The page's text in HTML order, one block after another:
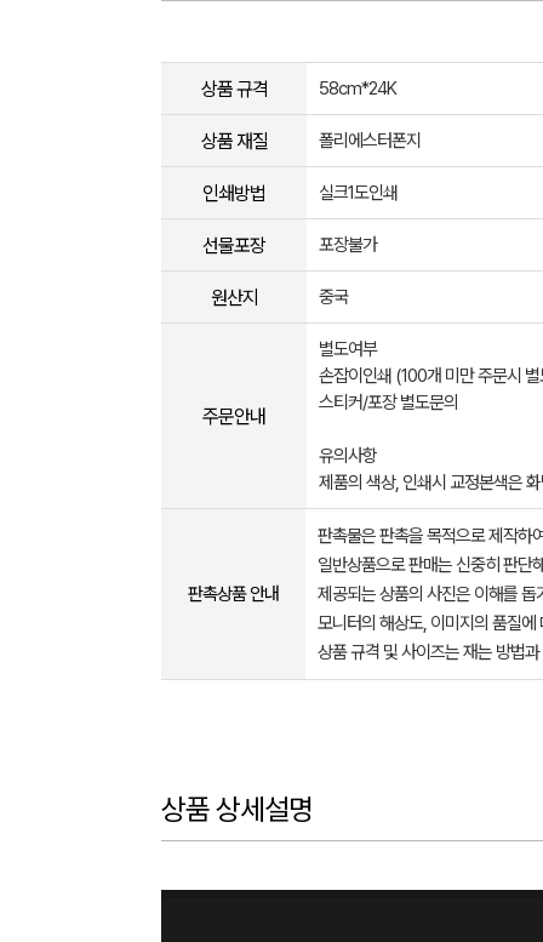
상품 규격 58cm*24K
상품 재질 폴리에스터폰지
인쇄방법 실크1도인쇄
선물포장 포장불가
원산지 중국
주문안내
별도여부
손잡이인쇄 (100개 미만 주문시
스티커/포장 별도문의
유의사항
제품의 색상, 인쇄시 교정본색은
판촉상품 안내
판촉물은 판촉을 목적으로 제작하
일반상품으로 판매는 신중히 판단
제공되는 상품의 사진은 이해를
모니터의 해상도, 이미지의 품질
상품 규격 및 사이즈는 재는 방법
상품 상세설명